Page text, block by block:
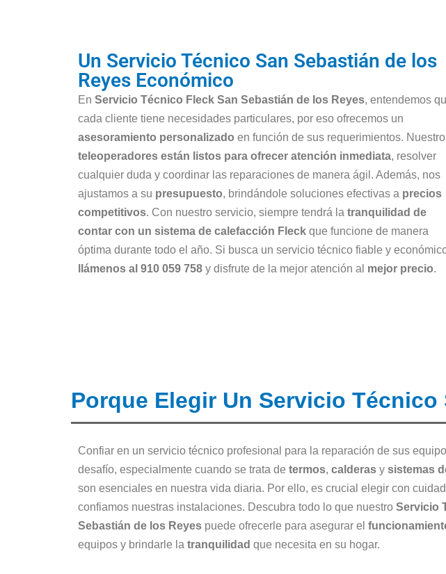
Un Servicio Técnico San Sebastián de los
Reyes Económico
En Servicio Técnico Fleck San Sebastián de los Reyes, entendemos
cada cliente tiene necesidades particulares, por eso ofrecemos un
asesoramiento personalizado en función de sus requerimientos.
teleoperadores están listos para ofrecer atención inmediata, resolver
cualquier duda y coordinar las reparaciones de manera ágil. Además, nos
ajustamos a su presupuesto, brindándole soluciones efectivas a precios
competitivos. Con nuestro servicio, siempre tendrá la tranquilidad de
contar con un sistema de calefacción Fleck que funcione de manera
óptima durante todo el año. Si busca un servicio técnico fiable y
llámenos al 910 059 758 y disfrute de la mejor atención al mejor precio.
Porque Elegir Un Servicio
Confiar en un servicio técnico profesional para la reparación de sus
desafío, especialmente cuando se trata de termos, calderas y sistemas
son esenciales en nuestra vida diaria. Por ello, es crucial elegir con
confiamos nuestras instalaciones. Descubra todo lo que nuestro Servicio
Sebastián de los Reyes puede ofrecerle para asegurar el
equipos y brindarle la tranquilidad que necesita en su hogar.